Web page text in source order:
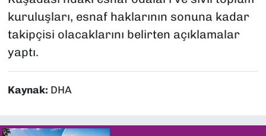
kuruluşları, esnaf haklarının sonuna kadar
takipçisi olacaklarını belirten açıklamalar
yaptı.
Kaynak: DHA